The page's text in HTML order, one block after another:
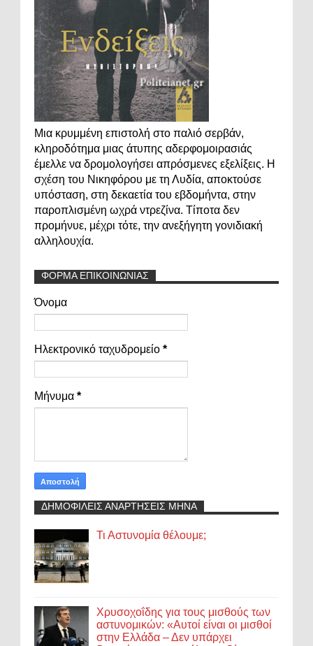
Μια κρυμμένη επιστολή στο παλιό σερβάν,
κληροδότημα μιας άτυπης αδερφομοιρασιάς
έμελλε να δρομολογήσει απρόσμενες εξελίξεις. Η
σχέση του Νικηφόρου με τη Λυδία, αποκτούσε
υπόσταση, στη δεκαετία του εβδομήντα, στην
παροπλισμένη ωχρά ντρεζίνα. Τίποτα δεν
προμήνυε, μέχρι τότε, την ανεξήγητη γονιδιακή
αλληλουχία.
ΦΟΡΜΑ ΕΠΙΚΟΙΝΩΝΙΑΣ
Όνομα
Ηλεκτρονικό ταχυδρομείο *
Μήνυμα *
ΔΗΜΟΦΙΛΕΙΣ ΑΝΑΡΤΗΣΕΙΣ ΜΗΝΑ
Τι Αστυνομία θέλουμε;
Χρυσοχοΐδης για τους μισθούς των
αστυνομικών: «Αυτοί είναι οι μισθοί
στην Ελλάδα – Δεν υπάρχει